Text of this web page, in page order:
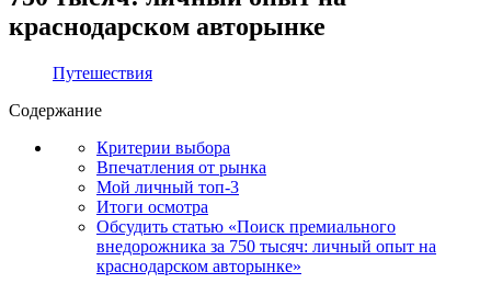
краснодарском авторынке
Путешествия
Содержание
Критерии выбора
Впечатления от рынка
Мой личный топ-3
Итоги осмотра
Обсудить статью «Поиск премиального
внедорожника за 750 тысяч: личный опыт на
краснодарском авторынке»